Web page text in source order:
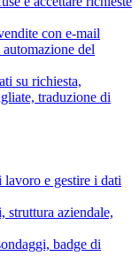
con e-mail
del
su richiesta,
traduzione di
e gestire i dati
struttura aziendale,
badge di